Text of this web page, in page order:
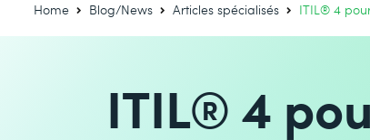
Home Blog/News Articles spécialisés ITIL® 4
ITIL® 4